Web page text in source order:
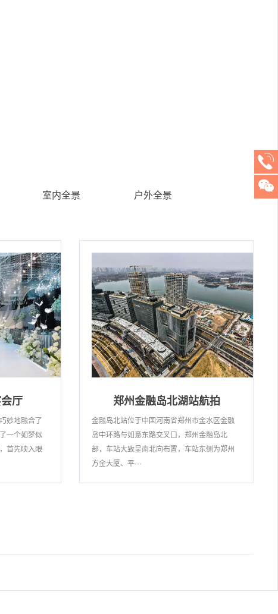
室内全景 户外全景
厅
妙地融合了
一个如梦似
首先映入眼
郑州金融岛北湖站航拍
金融岛北站位于中国河南省郑州市金水区金融
岛中环路与如意东路交叉口，郑州金融岛北
部，车站大致呈南北向布置，车站东侧为郑州
方金大厦、平···